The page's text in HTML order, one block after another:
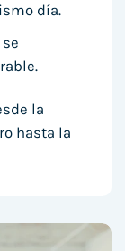
día.
la
hasta la